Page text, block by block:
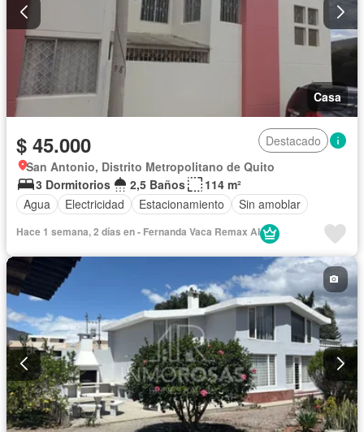
Casa
$ 45.000
Destacado
San Antonio, Distrito Metropolitano de Quito
3 Dormitorios
2,5 Baños
114 m²
Agua
Electricidad Estacionamiento Sin amoblar
Hace 1 semana, 2 días en - Fernanda Vaca Remax AI